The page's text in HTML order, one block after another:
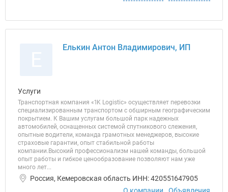
Елькин Антон Владимирович, ИП
Услуги
Транспортная компания «1K Logistic» осуществляет перевозки
специализированным транспортом с обширным географическим
покрытием. К Вашим услугам большой парк надежных
автомобилей, оснащенных системой спутникового слежения,
опытные водители, команда грамотных менеджеров, высокие
страховые гарантии, опыт стабильной работы
компании.Высокий профессионализм нашей команды, большой
опыт работы и гибкое ценообразование позволяют нам уже
много лет...
Россия, Кемеровская область ИНН: 420551647905